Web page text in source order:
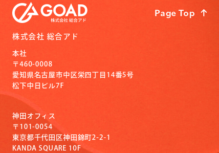
株式会社 総合アド
本社
〒460-0008
愛知県名古屋市中区栄四丁目14番5号
松下中日ビル7F
神田オフィス
〒101-0054
東京都千代田区神田錦町2-2-1
KANDA SQUARE 10F
Page Top